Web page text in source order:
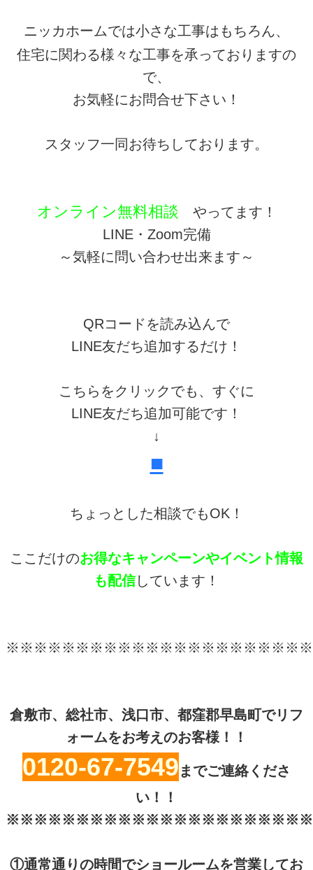
ニッカホームでは小さな工事はもちろん、
住宅に関わる様々な工事を承っておりますの
で、
お気軽にお問合せ下さい！
スタッフ一同お待ちしております。
オンライン無料相談
やってます！
LINE・Zoom完備
～気軽に問い合わせ出来ます～
QRコードを読み込んで
LINE友だち追加するだけ！
こちらをクリックでも、すぐに
LINE友だち追加可能です！
↓
■
ちょっとした相談でもOK！
ここだけのお得なキャンペーンやイベント情報
も配信しています！
倉敷市、総社市、浅口市、都窪郡早島町でリフ
ォームをお考えのお客様！！
0120-67-7549 までご連絡くださ
い！！
①通常通りの時間でショールームを営業してお